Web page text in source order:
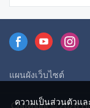
แผนผังเว็บไซต์
Copyright © 2026
ความเป็นส่วนตัวแล